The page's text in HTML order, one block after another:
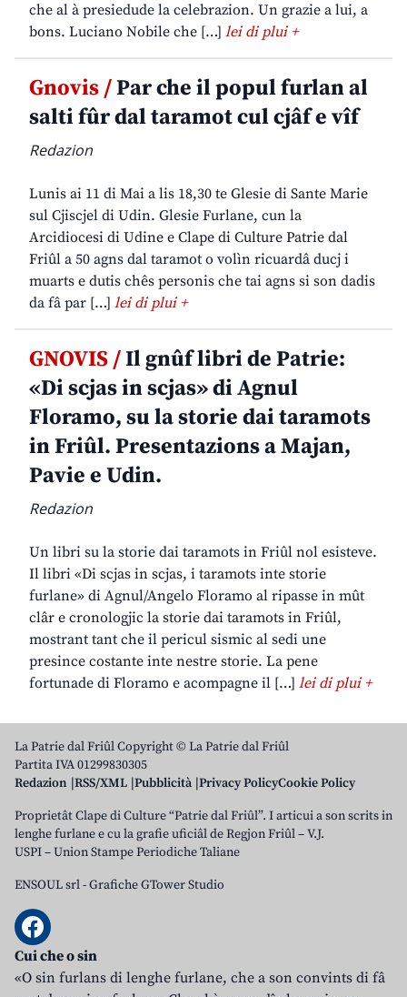
che al à presiedude la celebrazion. Un grazie a lui, a
bons. Luciano Nobile che […] lei di plui +
Gnovis /Par che il popul furlan al
salti fûr dal taramot cul cjâf e vîf
Redazion
Lunis ai 11 di Mai a lis 18,30 te Glesie di Sante Marie
sul Cjiscjel di Udin. Glesie Furlane, cun la
Arcidiocesi di Udine e Clape di Culture Patrie dal
Friûl a 50 agns dal taramot o volìn ricuardâ ducj i
muarts e dutis chês personis che tai agns si son dadis
da fâ par […] lei di plui +
GNOVIS /Il gnûf libri de Patrie:
«Di scjas in scjas» di Agnul
Floramo, su la storie dai taramots
in Friûl. Presentazions a Majan,
Pavie e Udin.
Redazion
Un libri su la storie dai taramots in Friûl nol esisteve.
Il libri «Di scjas in scjas, i taramots inte storie
furlane» di Agnul/Angelo Floramo al ripasse in mût
clâr e cronologjic la storie dai taramots in Friûl,
mostrant tant che il pericul sismic al sedi une
presince costante inte nestre storie. La pene
fortunade di Floramo e acompagne il […] lei di plui +
La Patrie dal Friûl Copyright © La Patrie dal Friûl
Partita IVA 01299830305
Redazion RSS/XML Pubblicità Privacy PolicyCookie Policy
Proprietât Clape di Culture “Patrie dal Friûl”. I articui a son scrits in
lenghe furlane e cu la grafie uficiâl de Regjon Friûl – V.J.
USPI – Union Stampe Periodiche Taliane
ENSOUL srl-Grafiche GTower Studio
Cui che o sin
«O sin furlans di lenghe furlane, che a son convints di fâ